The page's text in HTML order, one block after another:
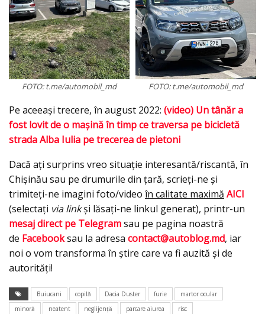
FOTO: t.me/automobil_md FOTO: t.me/automobil_md
Pe aceeași trecere, în august 2022: (video) Un tânăr a
fost lovit de o mașină în timp ce traversa pe bicicletă
strada Alba Iulia pe trecerea de pietoni
Dacă ați surprins vreo situație interesantă/riscantă, în
Chișinău sau pe drumurile din țară, scrieți-ne și
trimiteți-ne imagini foto/video în calitate maximă AICI
(selectați via linkși lăsați-ne linkul generat), printr-un
mesaj direct pe Telegramsau pe pagina noastră
de Facebooksau la adresa contact@autoblog.md, iar
noi o vom transforma în știre care va fi auzită și de
autorități!
Buiucani copilă Dacia Duster furie
martor ocular
minoră
neatent neglijență parcare aiurea
risc